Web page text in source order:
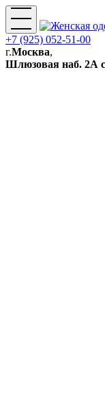
+7 (925) 052-51-00
г.Москва,
Шлюзовая наб. 2А